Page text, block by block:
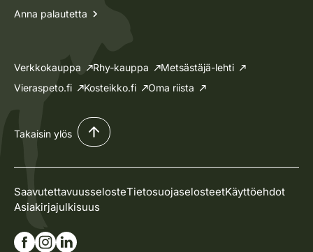
Anna palautetta
Verkkokauppa Rhy-kauppa
Metsästäjä-lehti
Vieraspeto.fi
Kosteikko.fi Oma riista
Takaisin ylös
SaavutettavuusselosteTietosuojaselosteetKäyttöehdot
Asiakirjajulkisuus